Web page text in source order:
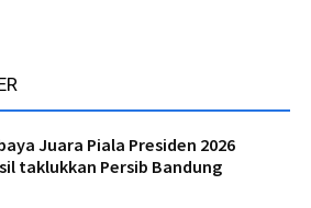
Juara Piala Presiden 2026
taklukkan Persib Bandung